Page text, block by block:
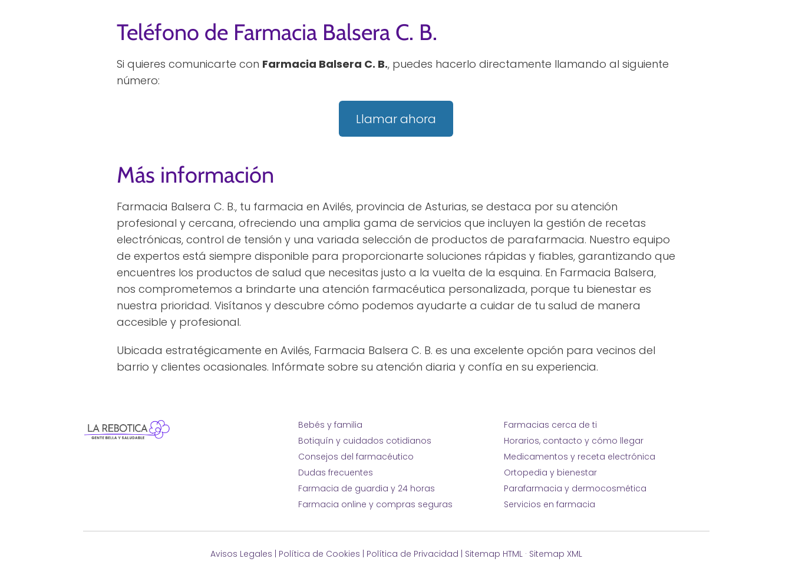
Teléfono de Farmacia Balsera C. B.
Si quieres comunicarte con Farmacia Balsera C. B., puedes hacerlo directamente llamando al siguiente
número:
Llamar ahora
Más información
Farmacia Balsera C. B., tu farmacia en Avilés, provincia de Asturias, se destaca por su atención
profesional y cercana, ofreciendo una amplia gama de servicios que incluyen la gestión de recetas
electrónicas, control de tensión y una variada selección de productos de parafarmacia. Nuestro equipo
de expertos está siempre disponible para proporcionarte soluciones rápidas y fiables, garantizando que
encuentres los productos de salud que necesitas justo a la vuelta de la esquina. En Farmacia Balsera,
nos comprometemos a brindarte una atención farmacéutica personalizada, porque tu bienestar es
nuestra prioridad. Visítanos y descubre cómo podemos ayudarte a cuidar de tu salud de manera
accesible y profesional.
Ubicada estratégicamente en Avilés, Farmacia Balsera C. B. es una excelente opción para vecinos del
barrio y clientes ocasionales. Infórmate sobre su atención diaria y confía en su experiencia.
Bebés y familia
Botiquín y cuidados cotidianos
Consejos del farmacéutico
Dudas frecuentes
Farmacia de guardia y 24 horas
Farmacia online y compras seguras
Farmacias cerca de ti
Horarios, contacto y cómo llegar
Medicamentos y receta electrónica
Ortopedia y bienestar
Parafarmacia y dermocosmética
Servicios en farmacia
Avisos Legales | Política de Cookies | Política de Privacidad | Sitemap HTML· Sitemap XML